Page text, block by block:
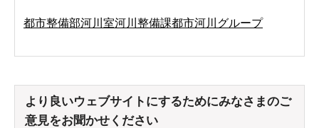
都市整備部河川室河川整備課都市河川グループ
より良いウェブサイトにするためにみなさまのご
意見をお聞かせください